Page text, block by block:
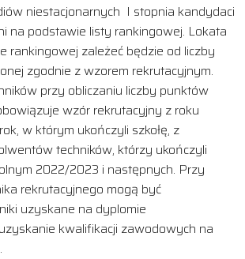
niestacjonarnych I stopnia kandydaci
na podstawie listy rankingowej. Lokata
rankingowej zależeć będzie od liczby
zgodnie z wzorem rekrutacyjnym.
przy obliczaniu liczby punktów
wzór rekrutacyjny z roku
w którym ukończyli szkołę, z
techników, którzy ukończyli
2022/2023 i następnych. Przy
rekrutacyjnego mogą być
uzyskane na dyplomie
kwalifikacji zawodowych na